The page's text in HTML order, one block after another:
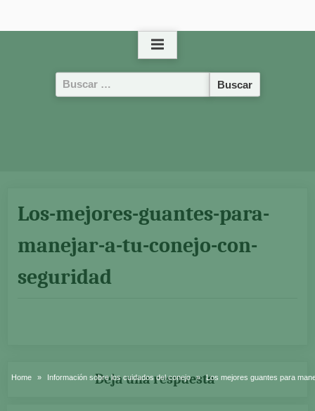
Buscar:
Home Información sobre los cuidados del conejo Los mejores guantes para
Los-mejores-guantes-para-
manejar-a-tu-conejo-con-
seguridad
Deja una respuesta